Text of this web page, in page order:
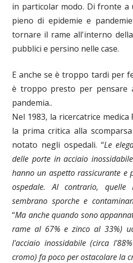
in particolar modo. Di fronte
pieno di epidemie e
tornare il rame all'interno
pubblici e persino nelle case.
E anche se è troppo tardi per
è troppo presto per pensare
pandemia..
Nel 1983, la ricercatrice medica
la prima critica alla
notato negli ospedali. “Le
delle porte in acciaio
hanno un aspetto rassicurante
ospedale. Al contrario, quelle
sembrano sporche e
“Ma anche quando sono
rame al 67% e zinco al 33%)
l'acciaio inossidabile (circa
cromo) fa poco per ostacolare la